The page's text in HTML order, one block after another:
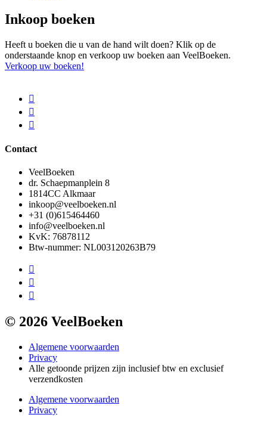
Inkoop boeken
Heeft u boeken die u van de hand wilt doen? Klik op de
onderstaande knop en verkoop uw boeken aan VeelBoeken.
Verkoop uw boeken!
Contact
VeelBoeken
dr. Schaepmanplein 8
1814CC Alkmaar
inkoop@veelboeken.nl
+31 (0)615464460
info@veelboeken.nl
KvK: 76878112
Btw-nummer: NL003120263B79
© 2026 VeelBoeken
Algemene voorwaarden
Privacy
Alle getoonde prijzen zijn inclusief btw en exclusief
verzendkosten
Algemene voorwaarden
Privacy